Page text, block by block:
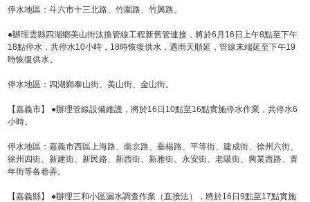
停水地區：斗六市十三北路、竹圍路、竹興路。
●辦理雲縣四湖鄉美山街汰換管線工程新舊管連接，將於6月16日上午8點至下午
18點停水，共停水10小時，18時恢復供水，遇雨天順延，管線末端延至下午19
時恢復供水。
停水地區：四湖鄉泰山街、美山街、金山街。
【嘉義市】 ●辦理管線設備維護，將於16日10點至16點實施停水作業，共停水6
小時。
停水地區：嘉義市西區上海路、南京路、垂楊路、平等街、建成街、徐州六街、
徐州四街、新建街、新民路、新西街、新雅街、永安街、老吸街、興業西路、青
年街等各巷弄。
【嘉義縣】 ●辦理三和小區漏水調查作業（直接法），將於16日9點至17點實施